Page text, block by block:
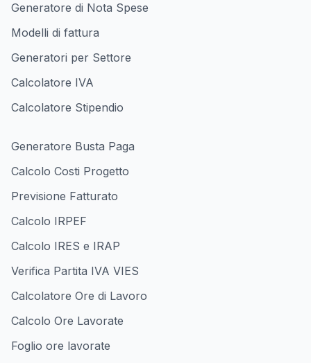
Generatore di Nota Spese
Modelli di fattura
Generatori per Settore
Calcolatore IVA
Calcolatore Stipendio
Generatore Busta Paga
Calcolo Costi Progetto
Previsione Fatturato
Calcolo IRPEF
Calcolo IRES e IRAP
Verifica Partita IVA VIES
Calcolatore Ore di Lavoro
Calcolo Ore Lavorate
Foglio ore lavorate